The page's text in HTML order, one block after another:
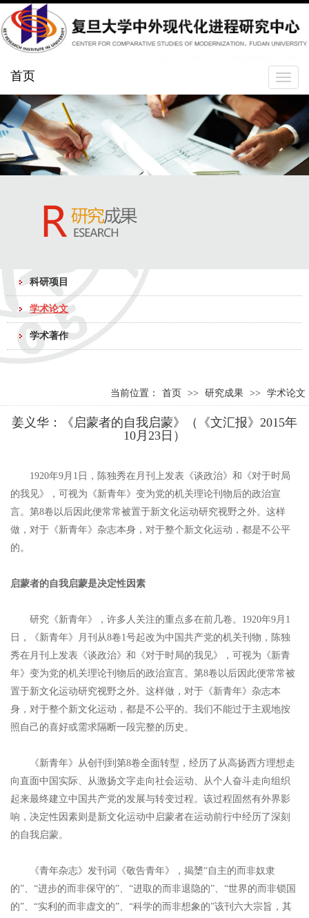
Toggle
首页
科研项目
学术论文
学术著作
当前位置： 首页 >> 研究成果 >> 学术论文
姜义华：《启蒙者的自我启蒙》（《文汇报》2015年
10月23日）
1920年9月1日，陈独秀在月刊上发表《谈政治》和《对于时局
的我见》，可视为《新青年》变为党的机关理论刊物后的政治宣
言。第8卷以后因此便常常被置于新文化运动研究视野之外。这样
做，对于《新青年》杂志本身，对于整个新文化运动，都是不公平
的。
启蒙者的自我启蒙是决定性因素
研究《新青年》，许多人关注的重点多在前几卷。1920年9月1
日，《新青年》月刊从8卷1号起改为中国共产党的机关刊物，陈独
秀在月刊上发表《谈政治》和《对于时局的我见》，可视为《新青
年》变为党的机关理论刊物后的政治宣言。第8卷以后因此便常常被
置于新文化运动研究视野之外。这样做，对于《新青年》杂志本
身，对于整个新文化运动，都是不公平的。我们不能过于主观地按
照自己的喜好或需求隔断一段完整的历史。
《新青年》从创刊到第8卷全面转型，经历了从高扬西方理想走
向直面中国实际、从激扬文字走向社会运动、从个人奋斗走向组织
起来最终建立中国共产党的发展与转变过程。该过程固然有外界影
响，决定性因素则是新文化运动中启蒙者在运动前行中经历了深刻
的自我启蒙。
《青年杂志》发刊词《敬告青年》，揭橥“自主的而非奴隶
的”、“进步的而非保守的”、“进取的而非退隐的”、“世界的而非锁国
的”、“实利的而非虚文的”、“科学的而非想象的”该刊六大宗旨，其